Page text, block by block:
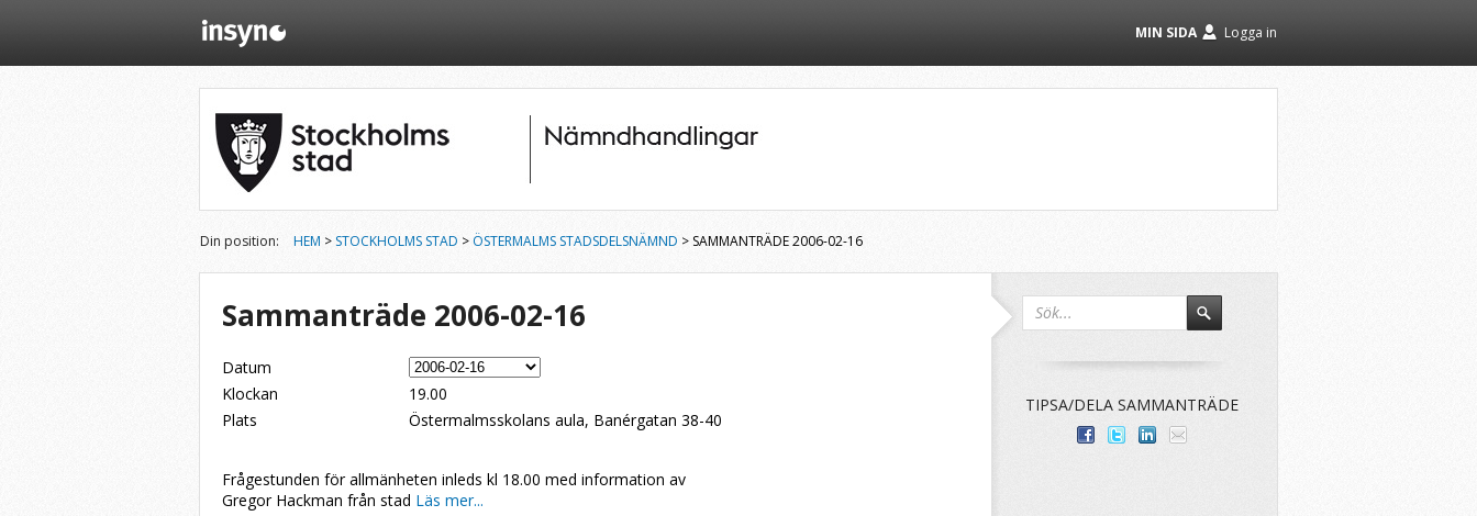
Logga in
MIN SIDA
Din position: HEM > STOCKHOLMS STAD > ÖSTERMALMS STADSDELSNÄMND > SAMMANTRÄDE 2006-02-16
Sammanträde 2006-02-16
Datum
Klockan
19.00
Plats
Östermalmsskolans aula, Banérgatan 38-40
Frågestunden för allmänheten inleds kl 18.00 med information av
Gregor Hackman från stad Läs mer...
TIPSA/DELA SAMMANTRÄDE